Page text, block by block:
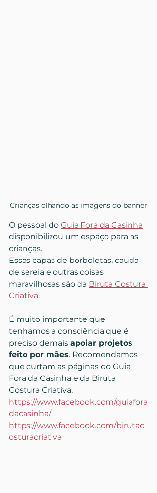
Crianças olhando as imagens do banner
O pessoal do Guia Fora da Casinha
disponibilizou um espaço para as
crianças.
Essas capas de borboletas, cauda
de sereia e outras coisas
maravilhosas são da Biruta Costura
Criativa.
É muito importante que
tenhamos a consciência que é
preciso demais apoiar projetos
feito por mães. Recomendamos
que curtam as páginas do Guia
Fora da Casinha e da Biruta
Costura Criativa.
https://www.facebook.com/guiafora
dacasinha/
https://www.facebook.com/birutac
osturacriativa